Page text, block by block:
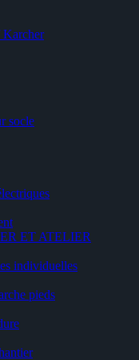
Karcher
socle
ET ATELIER
individuelles
pieds